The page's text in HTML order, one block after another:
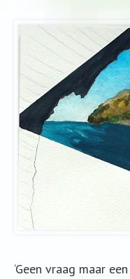
‘Geen vraag maar